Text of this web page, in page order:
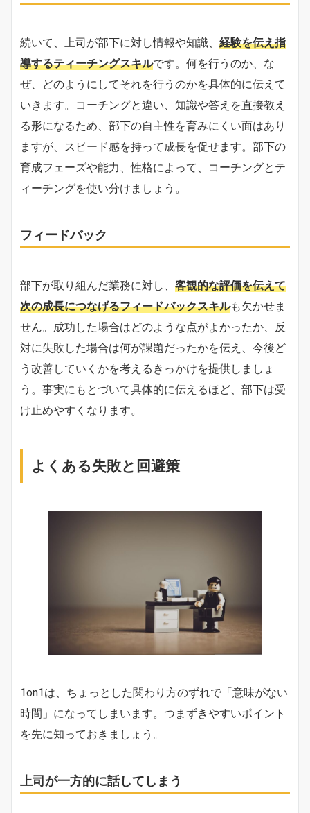
続いて、上司が部下に対し情報や知識、 経験を伝え指
導するティーチングスキルです。何を行うのか、な
ぜ、どのようにしてそれを行うのかを具体的に伝えて
いきます。コーチングと違い、知識や答えを直接教え
る形になるため、部下の自主性を育みにくい面はあり
ますが、スピード感を持って成長を促せます。部下の
育成フェーズや能力、性格によって、コーチングとテ
ィーチングを使い分けましょう。
フィードバック
部下が取り組んだ業務に対し、 客観的な評価を伝えて
次の成長につなげるフィードバックスキルも欠かせま
せん。成功した場合はどのような点がよかったか、反
対に失敗した場合は何が課題だったかを伝え、今後ど
う改善していくかを考えるきっかけを提供しましょ
う。事実にもとづいて具体的に伝えるほど、部下は受
け止めやすくなります。
よくある失敗と回避策
1on1は、ちょっとした関わり方のずれで「意味がない
時間」になってしまいます。つまずきやすいポイント
を先に知っておきましょう。
上司が一方的に話してしまう